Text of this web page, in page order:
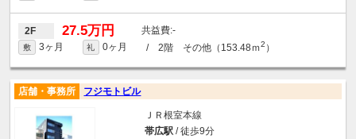
2F 27.5万円 -
敷 3ヶ月 礼 0ヶ月 / 2階 その他（153.48ｍ2 ）
店舗・事務所 フジモトビル
ＪＲ根室本線
帯広駅/ 徒歩9分